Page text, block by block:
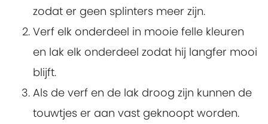
zodat er geen splinters meer zijn.
Verf elk onderdeel in mooie felle kleuren
en lak elk onderdeel zodat hij langfer mooi
blijft.
Als de verf en de lak droog zijn kunnen de
touwtjes er aan vast geknoopt worden.